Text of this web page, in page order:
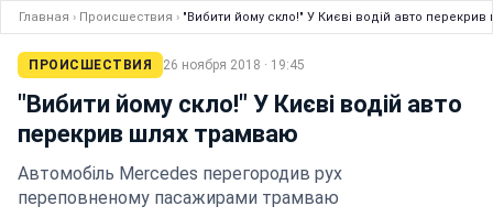
Главная › Происшествия › "Вибити йому скло!" У Києві водій авто
ПРОИСШЕСТВИЯ 26 ноября 2018 · 19:45
"Вибити йому скло!" У Києві водій авто
перекрив шлях трамваю
Автомобіль Mercedes перегородив рух
переповненому пасажирами трамваю